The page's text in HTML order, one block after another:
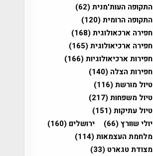
התקופה העות'מנית(62)
התקופה הרומית(120)
חפירה ארכאולוגית(168)
חפירה ארכיאולוגית(165)
חפירות ארכיאולוגיות(166)
חפירות הצלה (140)
טיול מורשת(116)
טיול משפחות(217)
טיול עתיקות(151)
יולי שוורץ(66) ירושלים (160)
מלחמת העצמאות(114)
מצודת טגארט (33)